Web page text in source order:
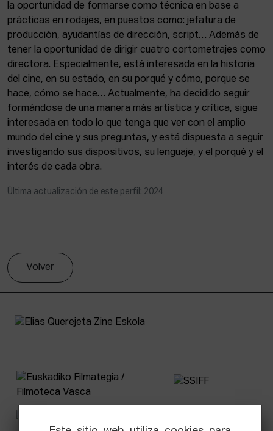
la oportunidad de formarse como técnica en base a
prácticas en rodajes, en puestos como: jefatura de
producción, ayudantías de dirección, script… Además de
tener la oportunidad de dirigir cuatro cortometrajes como
directora. Especialmente, está interesada en la historia
del cine, en su estado, en su porqué y cómo, porque se
hace, cómo se hace… Actualmente, ha decidido seguir
formándose de una manera más artística y crítica, sigue
interesada en todo lo que tenga que ver con el amplio
mundo del cine y sus preguntas, y está dispuesta a seguir
investigando sus dispositivos, su lenguaje, y el porqué y el
interés de cada obra.
Última actualización de este perfil: 2024
Volver